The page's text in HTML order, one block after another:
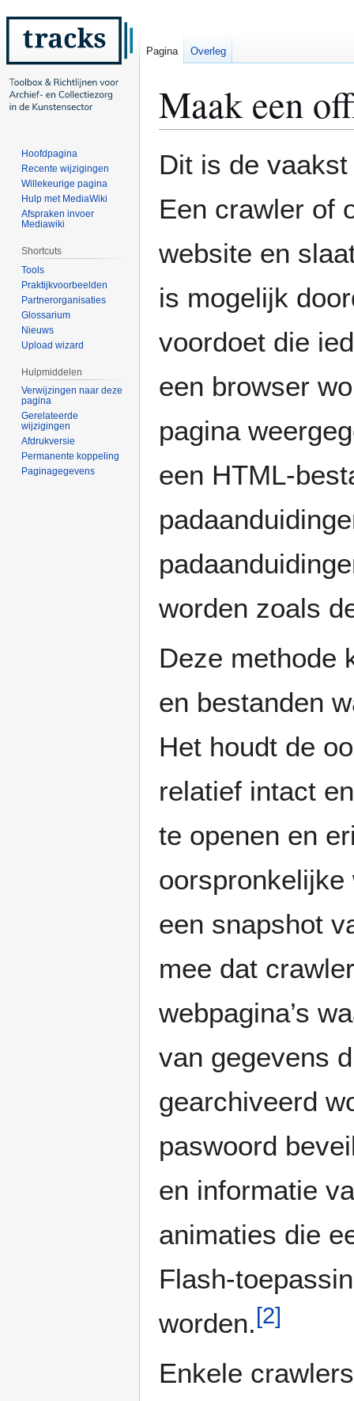
Maak een
navigatie
zoeken
Dit is de
Een crawler of
website en
is mogelijk
voordoet die
een browser
pagina
een HTML-
worden zoals
Deze methode
en bestanden
Het houdt de
relatief intact
te openen en
een snapshot
mee dat
webpagina’s
van gegevens
gearchiveerd
paswoord
en informatie
animaties die
Flash-
worden.[2]
Enkele
Pagina Overleg
Hoofdpagina
Recente wijzigingen
Willekeurige pagina
Hulp met MediaWiki
Afspraken invoer
Mediawiki
Shortcuts
Tools
Praktijkvoorbeelden
Partnerorganisaties
Glossarium
Nieuws
Upload wizard
Hulpmiddelen
Verwijzingen naar deze
pagina
Gerelateerde
wijzigingen
Afdrukversie
Permanente koppeling
Paginagegevens